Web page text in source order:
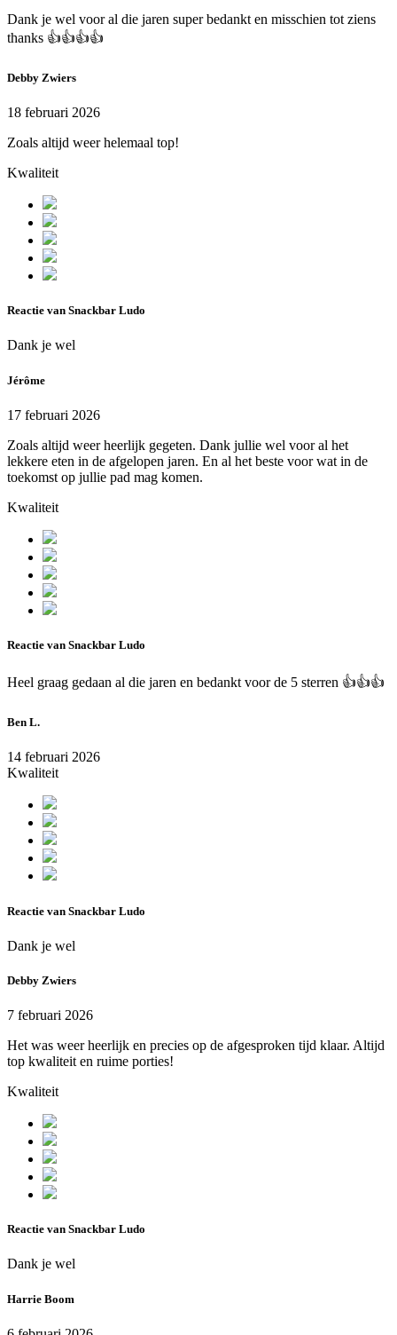
Dank je wel voor al die jaren super bedankt en misschien tot ziens
thanks 👍👍👍👍
Debby Zwiers
18 februari 2026
Zoals altijd weer helemaal top!
Kwaliteit
Reactie van Snackbar Ludo
Dank je wel
Jérôme
17 februari 2026
Zoals altijd weer heerlijk gegeten. Dank jullie wel voor al het
lekkere eten in de afgelopen jaren. En al het beste voor wat in de
toekomst op jullie pad mag komen.
Kwaliteit
Reactie van Snackbar Ludo
Heel graag gedaan al die jaren en bedankt voor de 5 sterren 👍👍👍
Ben L.
14 februari 2026
Kwaliteit
Reactie van Snackbar Ludo
Dank je wel
Debby Zwiers
7 februari 2026
Het was weer heerlijk en precies op de afgesproken tijd klaar. Altijd
top kwaliteit en ruime porties!
Kwaliteit
Reactie van Snackbar Ludo
Dank je wel
Harrie Boom